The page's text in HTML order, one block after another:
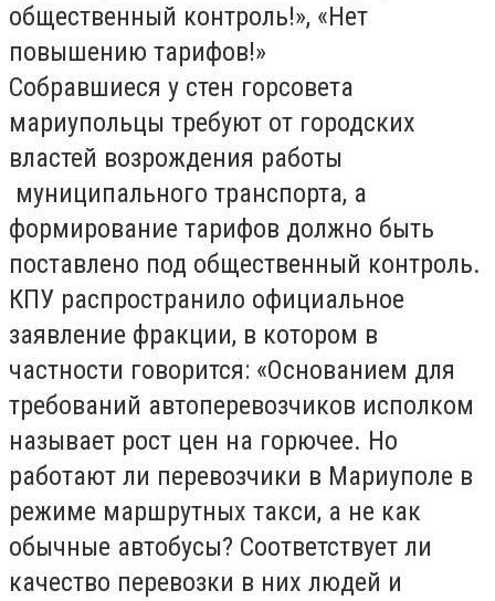
общественный контроль!», «Нет
повышению тарифов!»
Собравшиеся у стен горсовета
мариупольцы требуют от городских
властей возрождения работы
муниципального транспорта, а
формирование тарифов должно быть
поставлено под общественный контроль.
КПУ распространило официальное
заявление фракции, в котором в
частности говорится: «Основанием для
требований автоперевозчиков исполком
называет рост цен на горючее. Но
работают ли перевозчики в Мариуполе в
режиме маршрутных такси, а не как
обычные автобусы? Соответствует ли
качество перевозки в них людей и